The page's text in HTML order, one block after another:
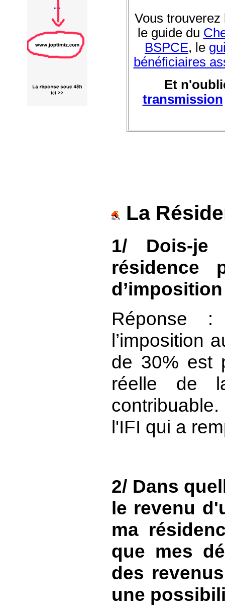
Vous
le guide du
BSPCE, le
bénéficiaires
Et
transmission
La
1/ Dois-je
résidence
d’imposition
Réponse
l’imposition
de 30% est
réelle de
l'IFI qui a
2/ Dans
le revenu
ma
que mes
des
une